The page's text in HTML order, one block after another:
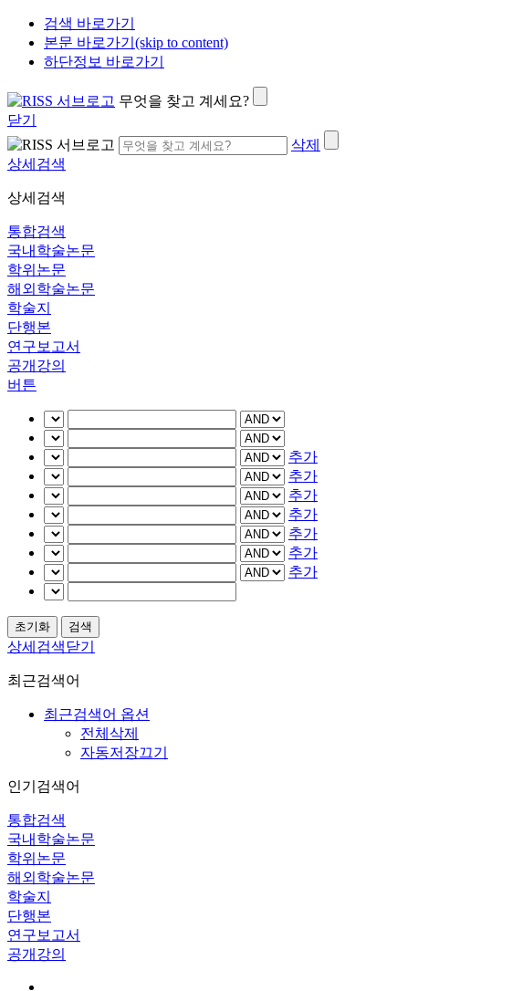
검색 바로가기
본문 바로가기(skip to content)
하단정보 바로가기
무엇을 찾고 계세요?
닫기
삭제
상세검색
상세검색
통합검색
국내학술논문
학위논문
해외학술논문
학술지
단행본
연구보고서
공개강의
버튼
추가
추가
추가
추가
추가
추가
추가
상세검색닫기
최근검색어
최근검색어 옵션
전체삭제
자동저장끄기
인기검색어
통합검색
국내학술논문
학위논문
해외학술논문
학술지
단행본
연구보고서
공개강의